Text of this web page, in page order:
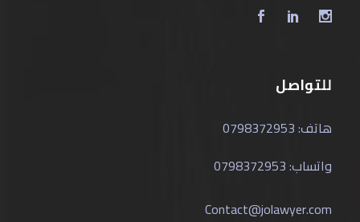
للتواصل
هاتف: 0798372953
واتساب: 0798372953
Contact@jolawyer.com